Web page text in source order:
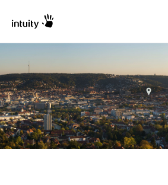
Expertise
Erfolgsgeschichten
Insights